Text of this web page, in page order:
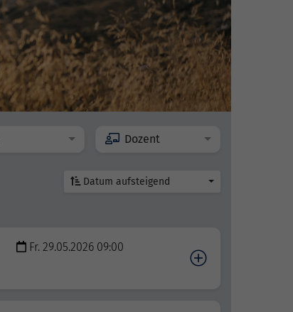
Dozent
Datum aufsteigend
Fr. 29.05.2026 09:00